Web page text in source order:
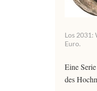
Los 2031:
Euro.
Eine
des